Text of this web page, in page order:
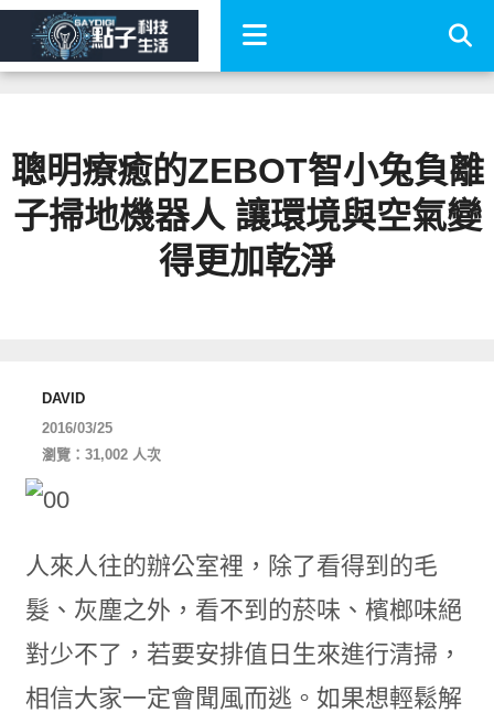
聰明療癒的ZEBOT智小兔負離
子掃地機器人 讓環境與空氣變
得更加乾淨
DAVID
2016/03/25
瀏覽：31,002 人次
人來人往的辦公室裡，除了看得到的毛
髮、灰塵之外，看不到的菸味、檳榔味絕
對少不了，若要安排值日生來進行清掃，
相信大家一定會聞風而逃。如果想輕鬆解